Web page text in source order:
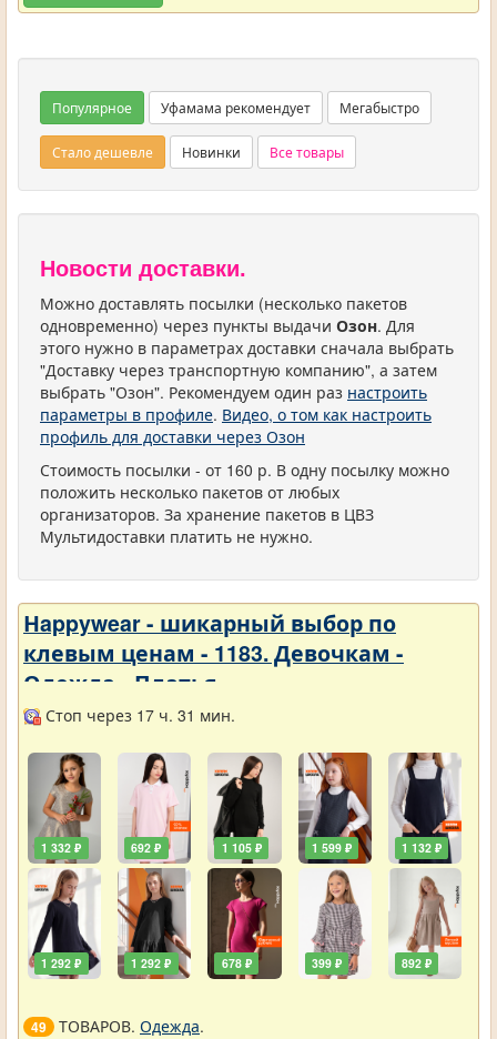
Популярное Уфамама рекомендует Мегабыстро
Стало дешевле Новинки Все товары
Новости доставки.
Можно доставлять посылки (несколько пакетов
одновременно) через пункты выдачи Озон. Для
этого нужно в параметрах доставки сначала выбрать
"Доставку через транспортную компанию", а затем
выбрать "Озон". Рекомендуем один раз настроить
параметры в профиле. Видео, о том как настроить
профиль для доставки через Озон
Стоимость посылки - от 160 р. В одну посылку можно
положить несколько пакетов от любых
организаторов. За хранение пакетов в ЦВЗ
Мультидоставки платить не нужно.
Нappywear - шикарный выбор по
клевым ценам - 1183. Девочкам -
Одежда - Платья
Стоп через 17 ч. 31 мин.
1 332 ₽
1 292 ₽
692 ₽
1 292 ₽
1 105 ₽
678 ₽
1 599 ₽
399 ₽
1 132 ₽
892 ₽
49 ТОВАРОВ. Одежда.